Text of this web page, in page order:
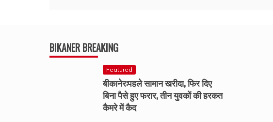
BIKANER BREAKING
Featured
बीकानेर:पहले सामान खरीदा, फिर दिए
बिना पैसे हुए फरार, तीन युवकों की हरकत
कैमरे में कैद